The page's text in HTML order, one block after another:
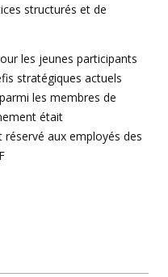
structurés et de
les jeunes participants
stratégiques actuels
les membres de
était
aux employés des